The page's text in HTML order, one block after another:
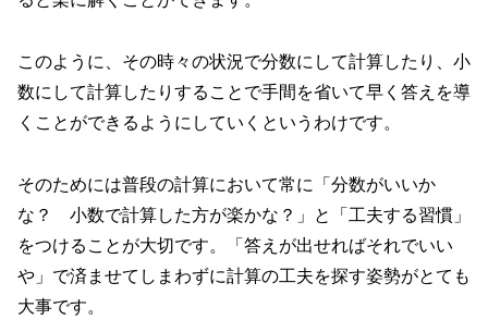
このように、その時々の状況で分数にして計算したり、小
数にして計算したりすることで手間を省いて早く答えを導
くことができるようにしていくというわけです。
そのためには普段の計算において常に「分数がいいか
な？ 小数で計算した方が楽かな？」と「工夫する習慣」
をつけることが大切です。「答えが出せればそれでいい
や」で済ませてしまわずに計算の工夫を探す姿勢がとても
大事です。